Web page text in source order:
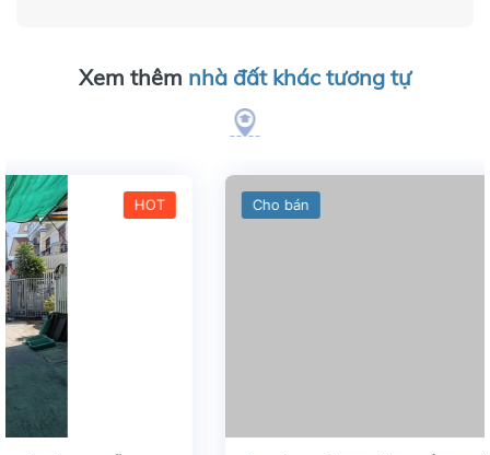
Xem thêm nhà đất khác tương tự
Cho bán